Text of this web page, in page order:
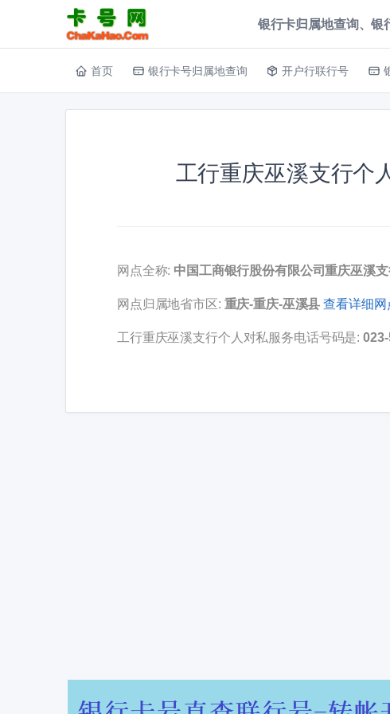
银行卡归属地查询、
首页 银行卡号归属地查询 开户行联行号
工行重庆巫溪支行个
网点全称: 中国工商银行股份有限公司重庆巫溪
网点归属地省市区: 重庆-重庆-巫溪县 查看详细网
工行重庆巫溪支行个人对私服务电话号码是: